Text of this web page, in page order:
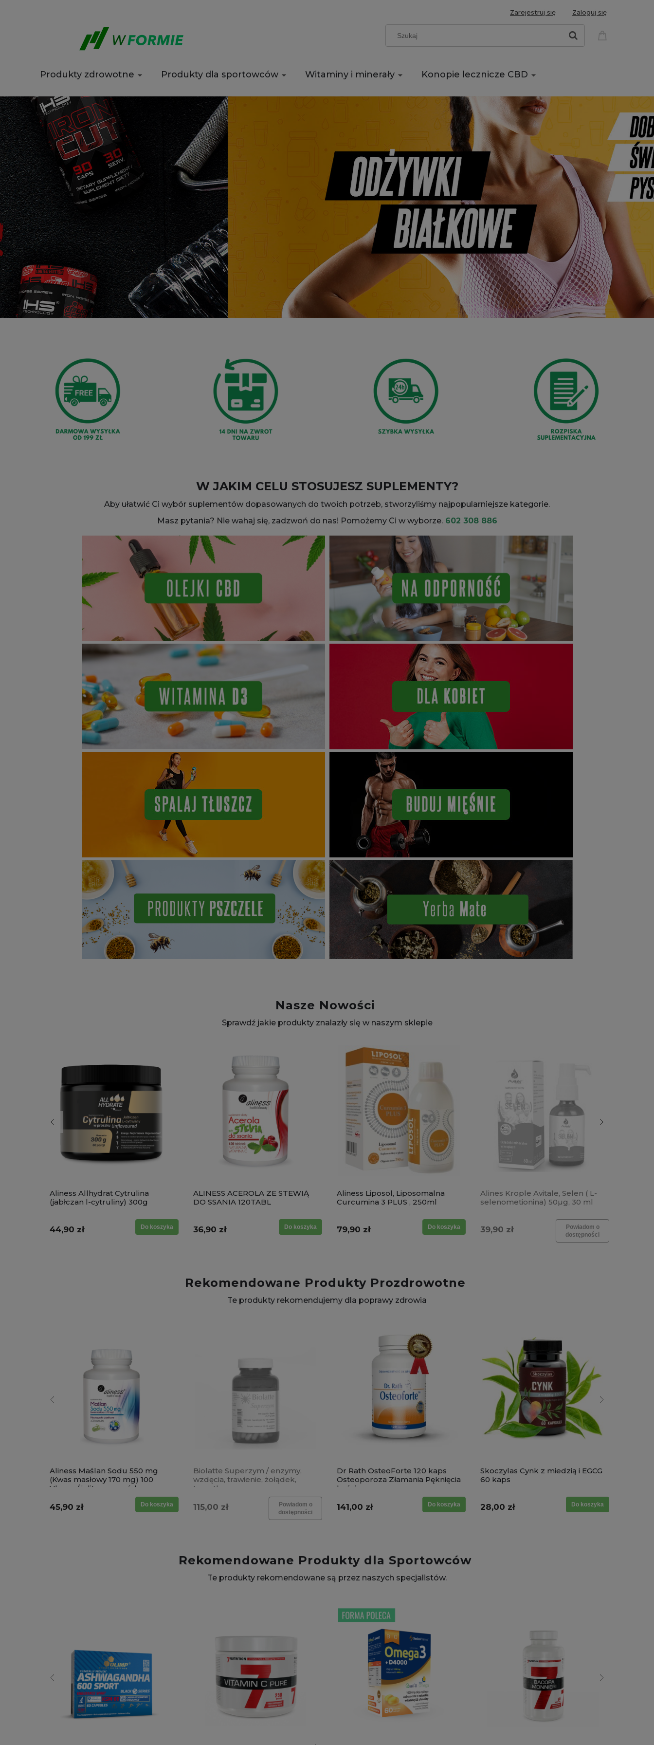
Zarejestruj się Zaloguj się
Produkty zdrowotne Produkty dla sportowców Witaminy i minerały Konopie lecznicze CBD
Wyprzedaż Kontakt
W JAKIM CELU STOSUJESZ SUPLEMENTY?
Aby ułatwić Ci wybór suplementów dopasowanych do twoich potrzeb, stworzyliśmy najpopularniejsze kategorie.
Masz pytania? Nie wahaj się, zadzwoń do nas! Pomożemy Ci w wyborze.602 308 886
Nasze Nowości
Sprawdź jakie produkty znalazły się w naszym sklepie
Aliness Allhydrat Cytrulina
(jabłczan l-cytruliny) 300g
44,90 zł Do koszyka
ALINESS ACEROLA ZE STEWIĄ
DO SSANIA 120TABL
36,90 zł Do koszyka
Aliness Liposol, Liposomalna
Curcumina 3 PLUS , 250ml
79,90 zł Do koszyka
Alines Krople Avitale, Selen ( L-
selenometionina) 50µg, 30 ml
39,90 zł
Powiadom o
dostępności
Rekomendowane Produkty Prozdrowotne
Te produkty rekomendujemy dla poprawy zdrowia
Aliness Maślan Sodu 550 mg
(Kwas masłowy 170 mg) 100
Vkaps. / jelita, przewód
45,90 zł Do koszyka
Biolatte Superzym / enzymy,
wzdęcia, trawienie, żołądek,
trzustka
115,00 zł
Powiadom o
dostępności
Dr Rath OsteoForte 120 kaps
Osteoporoza Złamania Pęknięcia
kości
141,00 zł Do koszyka
Skoczylas Cynk z miedzią i EGCG
60 kaps
28,00 zł Do koszyka
Rekomendowane Produkty dla Sportowców
Te produkty rekomendowane są przez naszych specjalistów.